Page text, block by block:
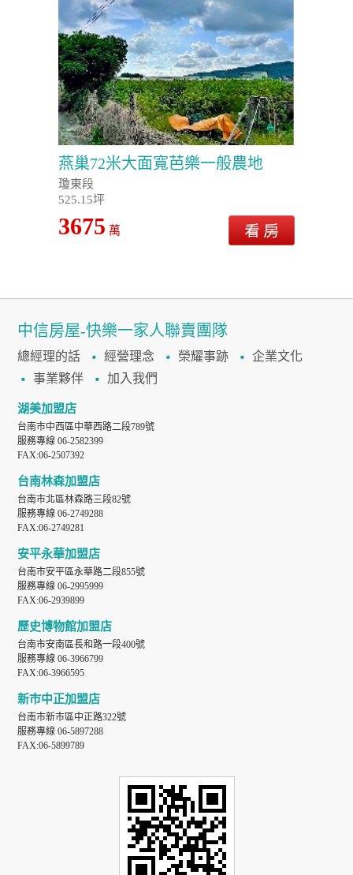
燕巢72米大面寬芭樂一般農地
瓊東段
525.15坪
3675 萬
中信房屋-快樂一家人聯賣團隊
總經理的話 經營理念 榮耀事跡
企業文化
事業夥伴
加入我們
湖美加盟店
台南市中西區中華西路二段789號
服務專線 06-2582399
FAX:06-2507392
台南林森加盟店
台南市北區林森路三段82號
服務專線 06-2749288
FAX:06-2749281
安平永華加盟店
台南市安平區永華路二段855號
服務專線 06-2995999
FAX:06-2939899
歷史博物館加盟店
台南市安南區長和路一段400號
服務專線 06-3966799
FAX:06-3966595
新市中正加盟店
台南市新市區中正路322號
服務專線 06-5897288
FAX:06-5899789